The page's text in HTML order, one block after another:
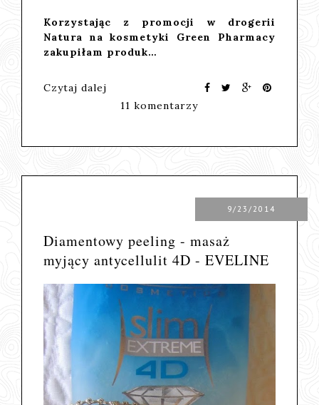
Korzystając z promocji w drogerii
Natura
na kosmetyki Green Pharmacy
zakupiłam produk…
Czytaj dalej
11 komentarzy
9/23/2014
Diamentowy peeling - masaż
myjący antycellulit 4D - EVELINE